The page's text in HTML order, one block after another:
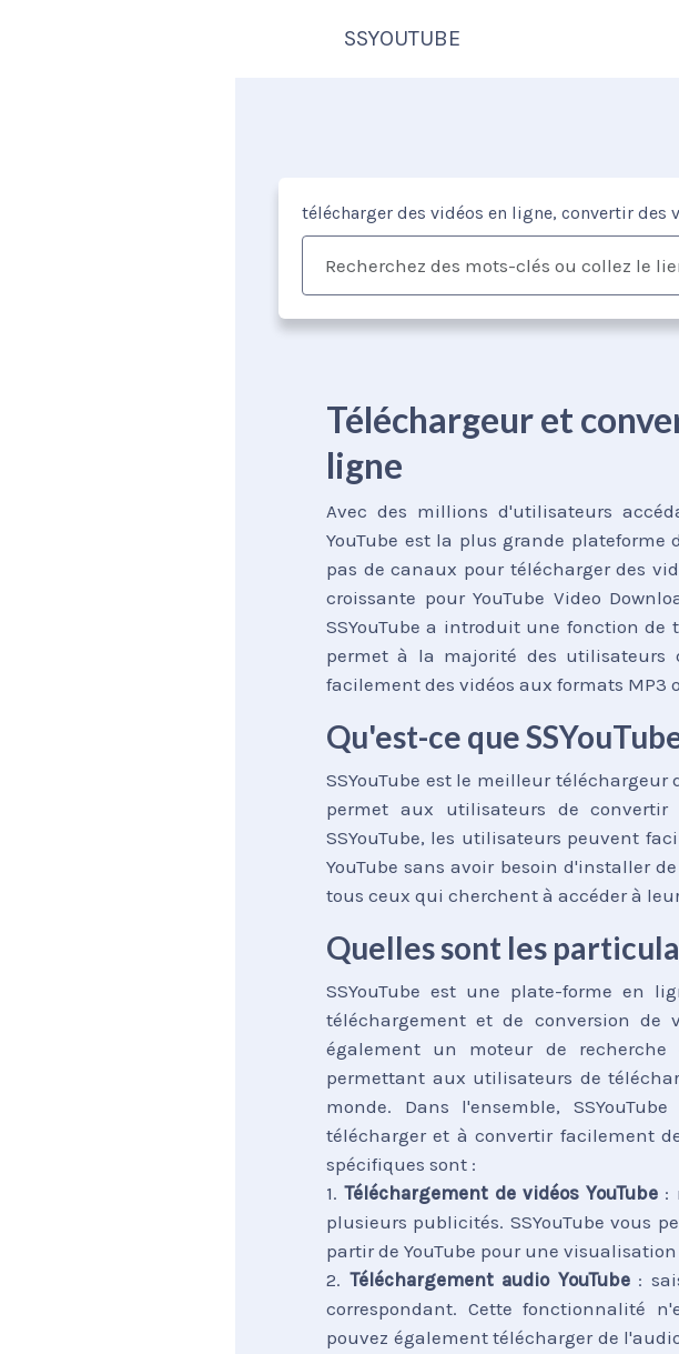
SSYOUTUBE
télécharger des vidéos en ligne, convertir
Téléchargeur et
ligne
Avec des millions d'utilisateurs
YouTube est la plus grande
pas de canaux pour télécharger des
croissante pour YouTube Video
SSYouTube a introduit une fonction de
permet à la majorité des utilisateurs
facilement des vidéos aux formats MP3
Qu'est-ce que
SSYouTube est le meilleur téléchargeur
permet aux utilisateurs de convertir
SSYouTube, les utilisateurs peuvent
YouTube sans avoir besoin d'installer
tous ceux qui cherchent à accéder à
Quelles sont les
SSYouTube est une plate-forme en
téléchargement et de conversion de
également un moteur de
permettant aux utilisateurs de
monde. Dans l'ensemble,
télécharger et à convertir facilement
spécifiques sont :
1.Téléchargement de vidéos YouTube :
plusieurs publicités. SSYouTube vous
partir de YouTube pour une
2. Téléchargement audio YouTube:
correspondant. Cette fonctionnalité
pouvez également télécharger de